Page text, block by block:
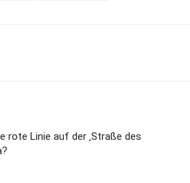
rote Linie auf der ‚Straße des